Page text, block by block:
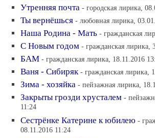
Утренняя почта - городская лирика,
Ты вернёшься - любовная лирика,
Наша Родина - Мать - гражданская
С Новым годом - гражданская лирика,
БАМ - гражданская лирика, 18.11.2016
Ваня - Сибиряк - гражданская лирика,
Зима - хозяйка - пейзажная лирика,
Закрыты грозди хрусталем -
11:24
Сестрёнке Катерине к юбилею -
08.11.2016 11:24